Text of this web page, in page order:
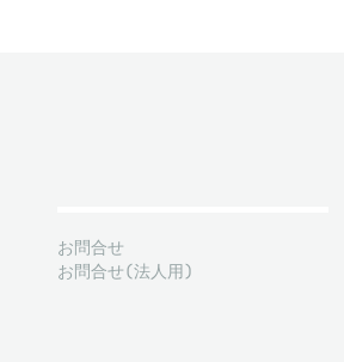
お問合せ
お問合せ(法人用)